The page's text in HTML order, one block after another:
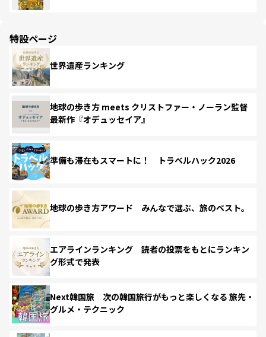
特設ページ
世界遺産ランキング
地球の歩き方 meets クリストファー・ノーラン監督
最新作『オデュッセイア』
準備も滞在もスマートに！ トラベルハック2026
地球の歩き方アワード みんなで選ぶ、旅のベスト。
エアラインランキング 読者の投票をもとにランキン
グ形式で発表
Next韓国旅 次の韓国旅行がもっと楽しくなる 旅先・
グルメ・テクニック